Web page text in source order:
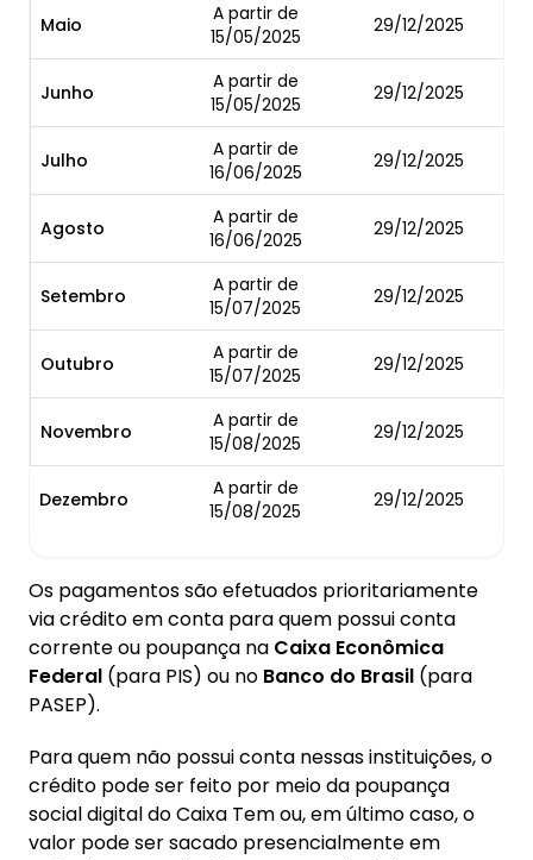
Maio
A partir de
15/05/2025
29/12/2025
Junho
A partir de
15/05/2025
29/12/2025
Julho
A partir de
16/06/2025
29/12/2025
Agosto
A partir de
16/06/2025
29/12/2025
Setembro
A partir de
15/07/2025
29/12/2025
Outubro
A partir de
15/07/2025
29/12/2025
Novembro
A partir de
15/08/2025
29/12/2025
Dezembro
A partir de
15/08/2025
29/12/2025
Os pagamentos são efetuados prioritariamente
via crédito em conta para quem possui conta
corrente ou poupança na Caixa Econômica
Federal (para PIS) ou no Banco do Brasil (para
PASEP).
Para quem não possui conta nessas instituições, o
crédito pode ser feito por meio da poupança
social digital do Caixa Tem ou, em último caso, o
valor pode ser sacado presencialmente em